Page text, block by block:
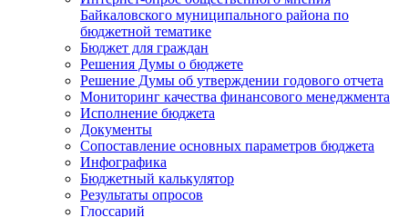
Байкаловского муниципального района по
бюджетной тематике
Бюджет для граждан
Решения Думы о бюджете
Решение Думы об утверждении годового отчета
Мониторинг качества финансового менеджмента
Исполнение бюджета
Документы
Сопоставление основных параметров бюджета
Инфографика
Бюджетный калькулятор
Результаты опросов
Глоссарий